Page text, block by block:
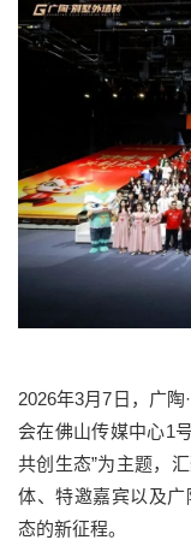
2026年3月7日，广
会在佛山传媒中心1
共创生态”为主题，
体、特邀嘉宾以及
态的新征程。